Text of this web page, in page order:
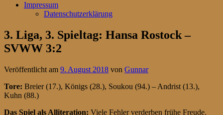
Impressum
Datenschutzerklärung
3. Liga, 3. Spieltag: Hansa Rostock –
SVWW 3:2
Veröffentlicht am 9. August 2018 von Gunnar
Tore: Breier (17.), Königs (28.), Soukou (94.) – Andrist (13.),
Kuhn (88.)
Das Spiel als Alliteration: Viele Fehler verderben frühe Freude.